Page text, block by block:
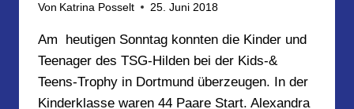
30.9.18
Von Katrina Posselt 25. Juni 2018
Am heutigen Sonntag konnten die Kinder und
Teenager des TSG-Hilden bei der Kids-&
Teens-Trophy in Dortmund überzeugen. In der
Kinderklasse waren 44 Paare Start. Alexandra